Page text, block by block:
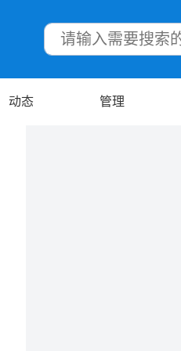
动态 管理